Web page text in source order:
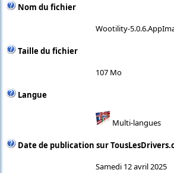
Nom du fichier
Wootility-
Taille du fichier
107 Mo
Langue
Multi-langues
Date de publication sur
Samedi 12 avril 2025